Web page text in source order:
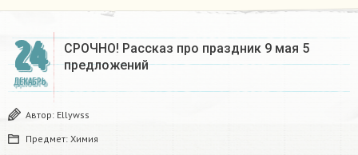
24
ДЕКАБРЬ
СРОЧНО! Рассказ про праздник 9 мая 5
предложений
Автор: Ellywss
Предмет: Химия